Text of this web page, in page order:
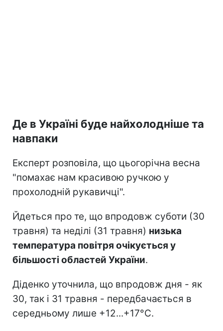
Де в Україні буде найхолодніше та
навпаки
Експерт розповіла, що цьогорічна весна
"помахає нам красивою ручкою у
прохолодній рукавичці".
Йдеться про те, що впродовж суботи (30
травня) та неділі (31 травня) низька
температура повітря очікується у
більшості областей України.
Діденко уточнила, що впродовж дня - як
30, так і 31 травня - передбачається в
середньому лише +12...+17°С.